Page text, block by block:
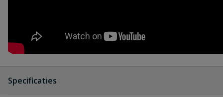
Specificaties